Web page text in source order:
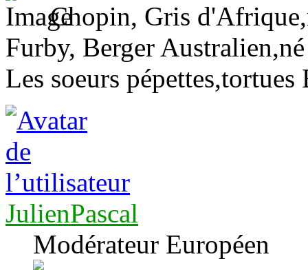
Chopin, Gris
Furby, Berger
Les soeurs
JulienPascal
Modérateur Européen